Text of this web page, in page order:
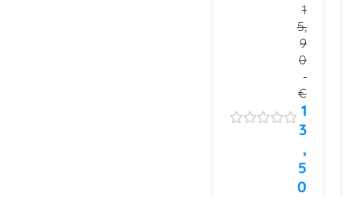
1
5,
9
0
€
1
3
,
5
0